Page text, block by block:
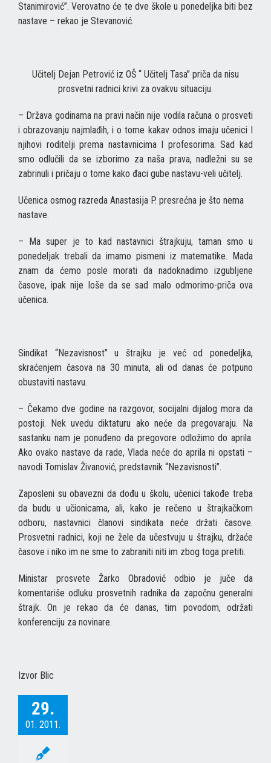
Stanimirović”. Verovatno će te dve škole u ponedeljka biti bez
nastave – rekao je Stevanović.
Učitelj Dejan Petrović iz OŠ “ Učitelj Tasa” priča da nisu
prosvetni radnici krivi za ovakvu situaciju.
– Država godinama na pravi način nije vodila računa o prosveti
i obrazovanju najmlađih, i o tome kakav odnos imaju učenici I
njihovi roditelji prema nastavnicima I profesorima. Sad kad
smo odlučili da se izborimo za naša prava, nadležni su se
zabrinuli i pričaju o tome kako đaci gube nastavu-veli učitelj.
Učenica osmog razreda Anastasija P. presrećna je što nema
nastave.
– Ma super je to kad nastavnici štrajkuju, taman smo u
ponedeljak trebali da imamo pismeni iz matematike. Mada
znam da ćemo posle morati da nadoknadimo izgubljene
časove, ipak nije loše da se sad malo odmorimo-priča ova
učenica.
Sindikat “Nezavisnost” u štrajku je već od ponedeljka,
skraćenjem časova na 30 minuta, ali od danas će potpuno
obustaviti nastavu.
– Čekamo dve godine na razgovor, socijalni dijalog mora da
postoji. Nek uvedu diktaturu ako neće da pregovaraju. Na
sastanku nam je ponuđeno da pregovore odložimo do aprila.
Ako ovako nastave da rade, Vlada neće do aprila ni opstati –
navodi Tomislav Živanović, predstavnik “Nezavisnosti”.
Zaposleni su obavezni da dođu u školu, učenici takođe treba
da budu u učionicama, ali, kako je rečeno u štrajkačkom
odboru, nastavnici članovi sindikata neće držati časove.
Prosvetni radnici, koji ne žele da učestvuju u štrajku, držaće
časove i niko im ne sme to zabraniti niti im zbog toga pretiti.
Ministar prosvete Žarko Obradović odbio je juče da
komentariše odluku prosvetnih radnika da započnu generalni
štrajk. On je rekao da će danas, tim povodom, održati
konferenciju za novinare.
Izvor Blic
29.
01. 2011.